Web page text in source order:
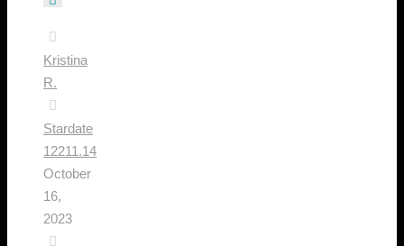
Kristina
R.
Stardate
12211.14
October
16,
2023